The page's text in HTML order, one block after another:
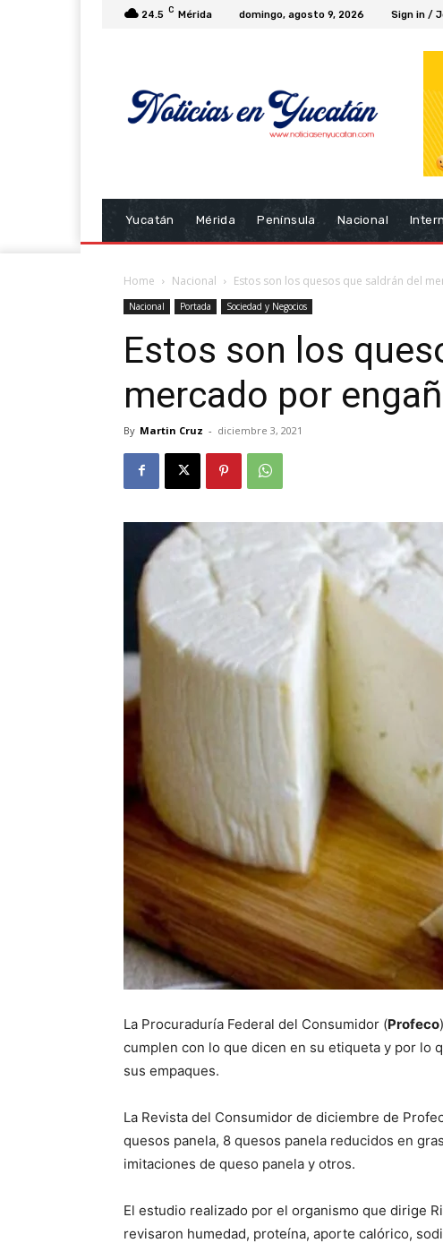
24.5 C Mérida domingo, agosto 9, 2026 Sign in /
Yucatán Mérida Península Nacional
Home Nacional Estos son los quesos que saldrán del
Nacional Portada Sociedad y Negocios
Estos son los
mercado por
By Martin Cruz - diciembre 3, 2021
La Procuraduría Federal del Consumidor (Profeco
cumplen con lo que dicen en su etiqueta y por lo
sus empaques.
La Revista del Consumidor de diciembre de
quesos panela, 8 quesos panela reducidos en
imitaciones de queso panela y otros.
El estudio realizado por el organismo que dirige
revisaron humedad, proteína, aporte calórico,